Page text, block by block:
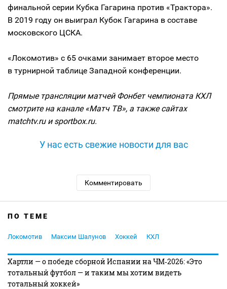
финальной серии Кубка Гагарина против «Трактора».
В 2019 году он выиграл Кубок Гагарина в составе
московского ЦСКА.
«Локомотив» с 65 очками занимает второе место
в турнирной таблице Западной конференции.
Прямые трансляции матчей Фонбет чемпионата КХЛ
смотрите на канале «Матч ТВ», а также сайтах
matchtv.ru и sportbox.ru.
У нас есть свежие новости для вас
Комментировать
ПО ТЕМЕ
Локомотив Максим Шалунов Хоккей КХЛ
Хартли — о победе сборной Испании на ЧМ‑2026: «Это
тотальный футбол — и таким мы хотим видеть
тотальный хоккей»